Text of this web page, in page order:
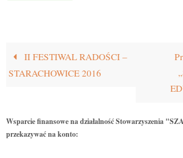
II FESTIWAL RADOŚCI –
STARACHOWICE 2016
Wsparcie finansowe na działalność Stowarzyszenia
przekazywać na konto: